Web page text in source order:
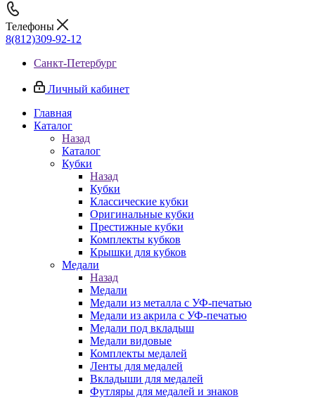
Телефоны
8(812)309-92-12
Санкт-Петербург
Личный кабинет
Главная
Каталог
Назад
Каталог
Кубки
Назад
Кубки
Классические кубки
Оригинальные кубки
Престижные кубки
Комплекты кубков
Крышки для кубков
Медали
Назад
Медали
Медали из металла с УФ-печатью
Медали из акрила с УФ-печатью
Медали под вкладыш
Медали видовые
Комплекты медалей
Ленты для медалей
Вкладыши для медалей
Футляры для медалей и знаков